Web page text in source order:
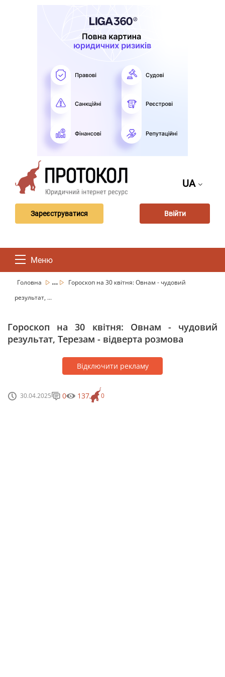
UA
Зареєструватися Ввійти
Меню
Головна ...
Гороскоп на 30 квітня: Овнам - чудовий
результат, ...
Гороскоп на 30 квітня: Овнам - чудовий
результат, Терезам - відверта розмова
Відключити рекламу
30.04.2025 0
0 137